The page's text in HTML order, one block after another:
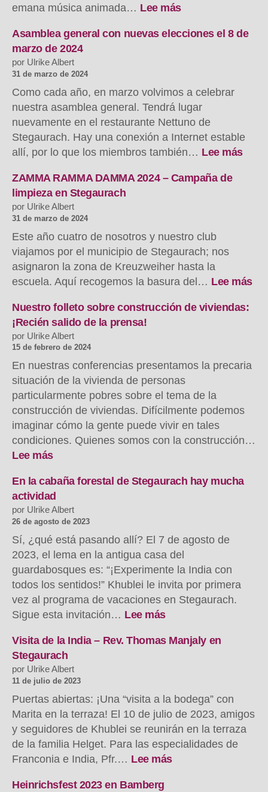
emana música animada… Lee más:
überwinden
Asamblea general con nuevas elecciones el 8 de
marzo de 2024
por Ulrike Albert
31 de marzo de 2024
Como cada año, en marzo volvimos a celebrar
nuestra asamblea general. Tendrá lugar
nuevamente en el restaurante Nettuno de
Stegaurach. Hay una conexión a Internet estable
allí, por lo que los miembros también… Lee más:
ZAMMA RAMMA DAMMA 2024 – Campaña de
limpieza en Stegaurach
por Ulrike Albert
31 de marzo de 2024
Este año cuatro de nosotros y nuestro club
viajamos por el municipio de Stegaurach; nos
asignaron la zona de Kreuzweiher hasta la
escuela. Aquí recogemos la basura del… Lee más:
in
Nuestro folleto sobre construcción de viviendas:
¡Recién salido de la prensa!
por Ulrike Albert
15 de febrero de 2024
En nuestras conferencias presentamos la precaria
situación de la vivienda de personas
particularmente pobres sobre el tema de la
construcción de viviendas. Difícilmente podemos
imaginar cómo la gente puede vivir en tales
condiciones. Quienes somos con la construcción…
Lee más:
Hausbau-
Flyer:
Frisch
aus
der
Presse!
En la cabaña forestal de Stegaurach hay mucha
actividad
por Ulrike Albert
26 de agosto de 2023
Sí, ¿qué está pasando allí? El 7 de agosto de
2023, el lema en la antigua casa del
guardabosques es: “¡Experimente la India con
todos los sentidos!” Khublei le invita por primera
vez al programa de vacaciones en Stegaurach.
Sigue esta invitación… Lee más:
Treiben
Stegaurach
Visita de la India – Rev. Thomas Manjaly en
Stegaurach
por Ulrike Albert
11 de julio de 2023
Puertas abiertas: ¡Una “visita a la bodega” con
Marita en la terraza! El 10 de julio de 2023, amigos
y seguidores de Khublei se reunirán en la terraza
de la familia Helget. Para las especialidades de
Franconia e India, Pfr.… Lee más:
Heinrichsfest 2023 en Bamberg